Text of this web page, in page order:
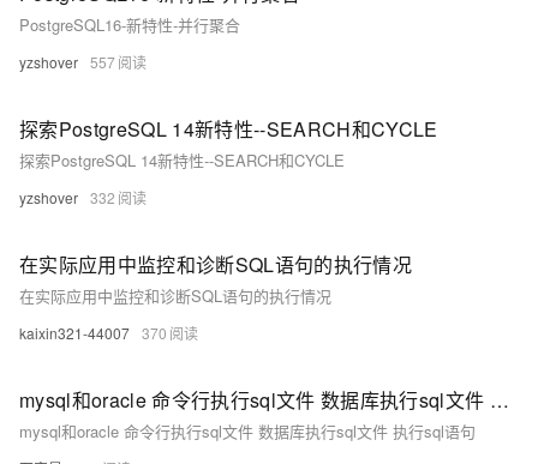
PostgreSQL16-新特性-并行聚合
yzshover 557
探索PostgreSQL 14新特性--SEARCH和CYCLE
探索PostgreSQL 14新特性--SEARCH和CYCLE
yzshover 332
在实际应用中监控和诊断SQL语句的执行情况
在实际应用中监控和诊断SQL语句的执行情况
kaixin321-44007 370
mysql和oracle 命令行执行sql文件 数据库执行sql文件 执行sql语句
mysql和oracle 命令行执行sql文件 数据库执行sql文件 执行sql语句